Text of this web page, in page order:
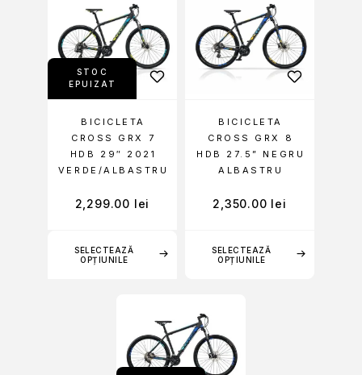
STOC
EPUIZAT
SELECTEAZĂ
OPȚIUNILE
BICICLETA
CROSS GRX 7
HDB 29″ 2021
VERDE/ALBASTRU
2,299.00 lei
SELECTEAZĂ
OPȚIUNILE
BICICLETA
CROSS GRX 8
HDB 27.5” NEGRU
ALBASTRU
2,350.00 lei